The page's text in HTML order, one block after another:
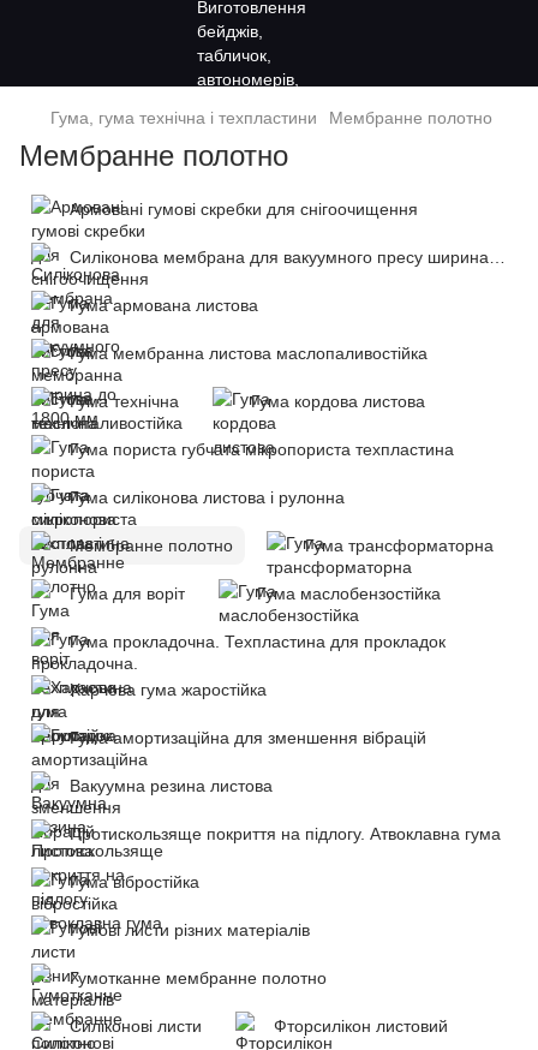
Гума, гума технічна і техпластини Мембранне полотно
Мембранне полотно
Армовані гумові скребки для снігоочищення
Гума армована листова
Гума мембранна листова маслопаливостійка
Гума технічна Гума кордова листова
Гума пориста губчата мікропориста техпластина
Гума силіконова листова і рулонна
Мембранне полотно Гума трансформаторна
Гума для воріт Гума маслобензостійка
Гума прокладочна. Техпластина для прокладок
Харчова гума жаростійка
Гума амортизаційна для зменшення вібрацій
Вакуумна резина листова
Протискользяще покриття на підлогу. Атвоклавна гума
Гума вібростійка
Гумові листи різних матеріалів
Гумотканне мембранне полотно
Силіконові листи Фторсилікон листовий